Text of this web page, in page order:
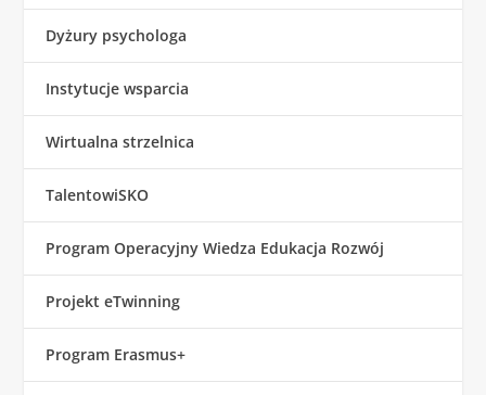
Dyżury psychologa
Instytucje wsparcia
Wirtualna strzelnica
TalentowiSKO
Program Operacyjny Wiedza Edukacja Rozwój
Projekt eTwinning
Program Erasmus+